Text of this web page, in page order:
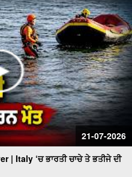
21-07-2026
Italy ‘ਚ ਭਾਰਤੀ ਚਾਚੇ ਤੇ ਭਤੀਜੇ ਦੀ